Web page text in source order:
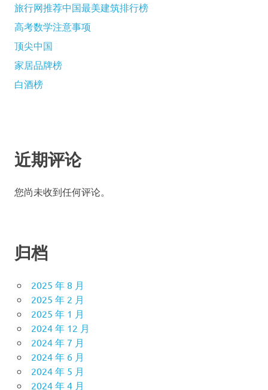
旅行网推荐中国最美建筑排行榜
高考数学注意事项
顶尖中国
家居品牌榜
白酒榜
近期评论
您尚未收到任何评论。
归档
2025 年 8 月
2025 年 2 月
2025 年 1 月
2024 年 12 月
2024 年 7 月
2024 年 6 月
2024 年 5 月
2024 年 4 月